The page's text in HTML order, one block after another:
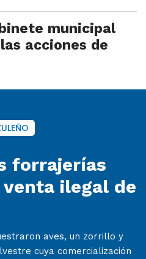
municipal
acciones de
forrajerías
ilegal de
aves, un zorrillo y
cuya comercialización